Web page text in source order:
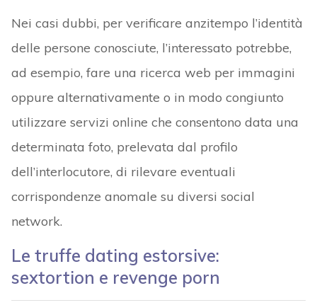
Nei casi dubbi, per verificare anzitempo l’identità
delle persone conosciute, l’interessato potrebbe,
ad esempio, fare una ricerca web per immagini
oppure alternativamente o in modo congiunto
utilizzare servizi online che consentono data una
determinata foto, prelevata dal profilo
dell’interlocutore, di rilevare eventuali
corrispondenze anomale su diversi social
network.
Le truffe dating estorsive:
sextortion e revenge porn